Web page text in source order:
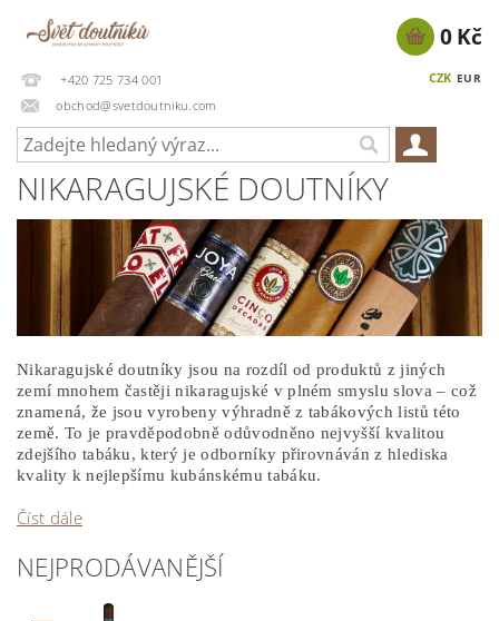
+420 725 734 001
obchod@svetdoutniku.com
CZK EUR
0 Kč
NIKARAGUJSKÉ DOUTNÍKY
Nikaragujské doutníky jsou na rozdíl od produktů z jiných
zemí mnohem častěji nikaragujské v plném smyslu slova – což
znamená, že jsou vyrobeny výhradně z tabákových listů této
země. To je pravděpodobně odůvodněno nejvyšší kvalitou
zdejšího tabáku, který je odborníky přirovnáván z hlediska
kvality k nejlepšímu kubánskému tabáku.
Číst dále
NEJPRODÁVANĚJŠÍ